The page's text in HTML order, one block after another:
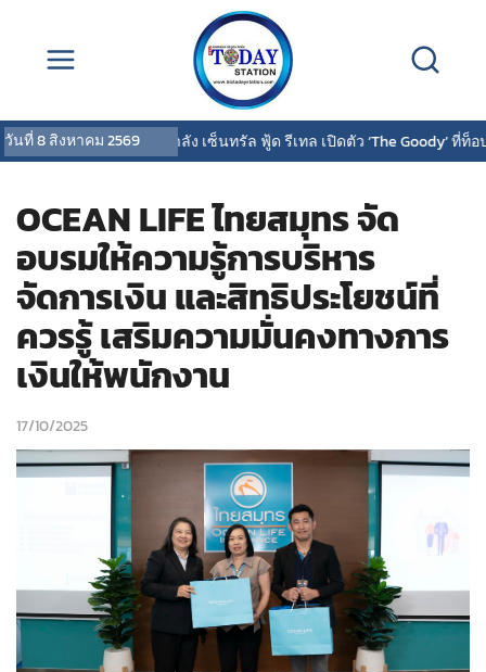
วันที่8 สิงหาคม 2569
SWC ผนึกกำลัง เซ็นทรัล ฟู้ด รีเทล เปิดตัว ‘The Goody’ ที่ท็อ
OCEAN LIFE ไทยสมุทร จัด
อบรมให้ความรู้การบริหาร
จัดการเงิน และสิทธิประโยชน์ที่
ควรรู้ เสริมความมั่นคงทางการ
เงินให้พนักงาน
17/10/2025